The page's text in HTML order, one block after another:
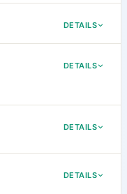
DETAILS
DETAILS
DETAILS
DETAILS